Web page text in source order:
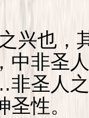
也，
中非圣
圣人之
性。